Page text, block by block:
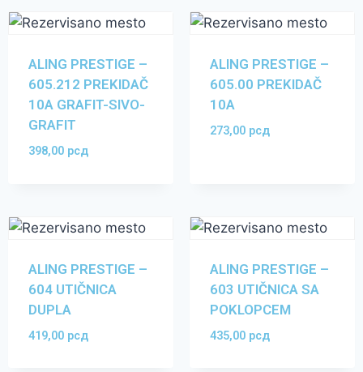
ALING PRESTIGE –
605.212 PREKIDAČ
10A GRAFIT-SIVO-
GRAFIT
398,00 рсд
ALING PRESTIGE –
605.00 PREKIDAČ
10A
273,00 рсд
ALING PRESTIGE –
604 UTIČNICA
DUPLA
419,00 рсд
ALING PRESTIGE –
603 UTIČNICA SA
POKLOPCEM
435,00 рсд